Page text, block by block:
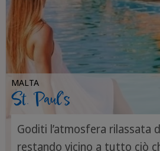
MALTA
St. Paul's
Goditi l’atmosfera rilassata
restando vicino a tutto ciò